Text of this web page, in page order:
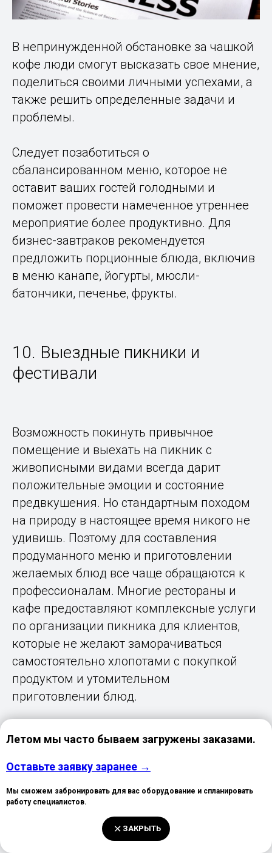
Летом мы часто бываем загружены заказами.
Оставьте заявку заранее →
Мы сможем забронировать для вас оборудование и спланировать
работу специалистов.
ЗАКРЫТЬ
В непринужденной обстановке за чашкой
кофе люди смогут высказать свое мнение,
поделиться своими личными успехами, а
также решить определенные задачи и
проблемы.
Следует позаботиться о
сбалансированном меню, которое не
оставит ваших гостей голодными и
поможет провести намеченное утреннее
мероприятие более продуктивно. Для
бизнес-завтраков рекомендуется
предложить порционные блюда, включив
в меню канапе, йогурты, мюсли-
батончики, печенье, фрукты.
10. Выездные пикники и
фестивали
Возможность покинуть привычное
помещение и выехать на пикник с
живописными видами всегда дарит
положительные эмоции и состояние
предвкушения. Но стандартным походом
на природу в настоящее время никого не
удивишь. Поэтому для составления
продуманного меню и приготовлении
желаемых блюд все чаще обращаются к
профессионалам. Многие рестораны и
кафе предоставляют комплексные услуги
по организации пикника для клиентов,
которые не желают заморачиваться
самостоятельно хлопотами с покупкой
продуктом и утомительном
приготовлении блюд.
В теплое время года набирает
популярность проведение выездных
гастрономических фестивалей, особенно в
больших городах они проходят почти
каждую неделю.